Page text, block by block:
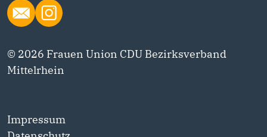
© 2026 Frauen Union CDU Bezirksverband
Mittelrhein
Impressum